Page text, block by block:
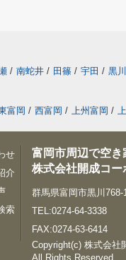
/ 南蛇井 / 田篠 / 宇田 / 黒川
富岡 / 西富岡 / 上州富岡 /
せ
介
索
富岡市周辺で空き
株式会社開成コ
群馬県富岡市黒川768-
TEL:0274-64-3338
FAX:0274-63-6414
Copyright(c) 株式会社
All Rights Reserved.